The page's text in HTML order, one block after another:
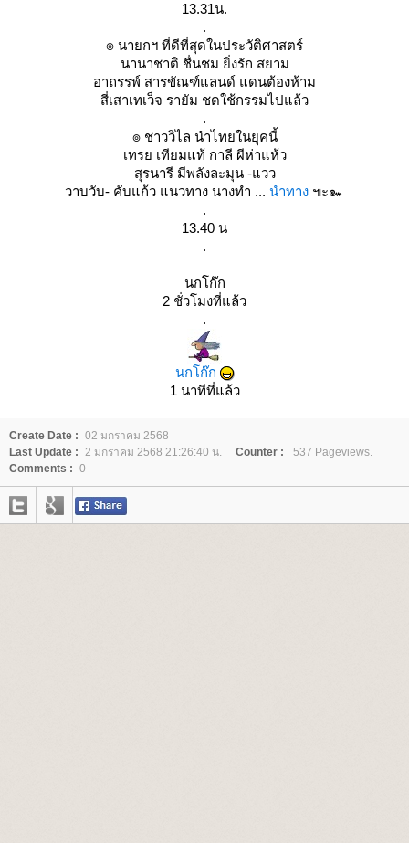
13.31น.
.
๏ นายกฯ ที่ดีที่สุดในประวัติศาสตร์
นานาชาติ ชื่นชม ยิ่งรัก สยาม
อาถรรพ์ สารขัณฑ์แลนด์ แดนต้องห้าม
สี่เสาเทเว็จ รายัม ชดใช้กรรมไปแล้ว
.
๏ ชาววิไล นำไทยในยุคนี้
เทรย เทียมแท้ กาลี ผีห่าแห้ว
สุรนารี มีพลังละมุน -แวว
วาบวับ- คับแก้ว แนวทาง นางทำ ... นำทาง ๚ะ๛
.
13.40 น
.
นกโก๊ก
2 ชั่วโมงที่แล้ว
.
นกโก๊ก
1 นาทีที่แล้ว
Create Date : 02 มกราคม 2568
Last Update : 2 มกราคม 2568 21:26:40 น. Counter :
537 Pageviews.
Comments : 0